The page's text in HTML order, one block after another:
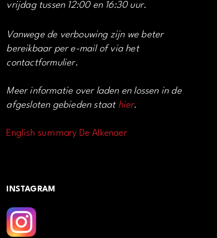
vrijdag tussen 12:00 en 16:30 uur.
Vanwege de verbouwing zijn we beter
bereikbaar per e-mail of via het
contactformulier.
Meer informatie over laden en lossen in de
afgesloten gebieden staat hier.
English summary De Alkenaer
INSTAGRAM